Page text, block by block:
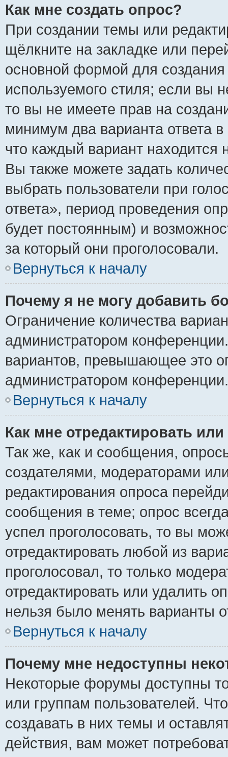
Как мне создать опрос?
При создании темы или
щёлкните на закладке или
основной формой для
используемого стиля; если вы
то вы не имеете прав на
минимум два варианта ответа
что каждый вариант находится
Вы также можете задать
выбрать пользователи при
ответа», период проведения
будет постоянным) и
за который они проголосовали.
Вернуться к началу
Почему я не могу добавить
Ограничение количества
администратором
вариантов, превышающее это
администратором конференции.
Вернуться к началу
Как мне отредактировать
Так же, как и сообщения,
создателями, модераторами
редактирования опроса
сообщения в теме; опрос
успел проголосовать, то вы
отредактировать любой из
проголосовал, то только
отредактировать или удалить
нельзя было менять варианты
Вернуться к началу
Почему мне недоступны
Некоторые форумы доступны
или группам пользователей.
создавать в них темы и
действия, вам может